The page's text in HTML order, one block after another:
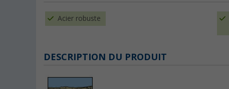
Acier robuste
DESCRIPTION DU PRODUIT